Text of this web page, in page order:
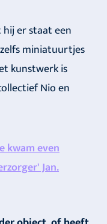
er staat een
miniatuurtjes
kunstwerk is
Nio en
kwam even
Jan.